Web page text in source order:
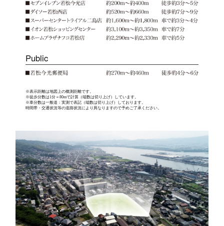
Public
※表示距離は地図上の概測距離です。
※徒歩分数は1分＝80mで計算（端数は切り上げ）しています。
※車分数は一般道：実測で表記（端数は切り上げ）しております。
時間帯・交通状況等の道路状況により異なりますので予めご了承ください。